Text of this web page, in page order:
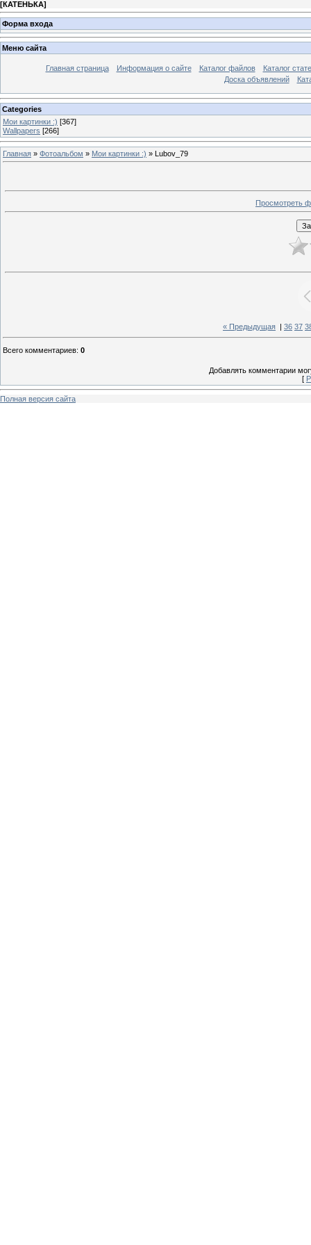
[КАТЕНЬКА]
Форма входа
Меню сайта
Главная страница Информация о сайте Каталог файлов
Каталог
Доска объявлений
Categories
Мои картинки :) [367]
Wallpapers [266]
Главная » Фотоальбом » Мои картинки :) » Lubov_79
Просмотреть
« Предыдущая 36 37
Всего комментариев: 0
Добавлять комментарии
[
Полная версия сайта